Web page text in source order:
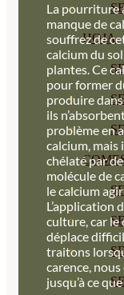
HOJA
La pourriture
manque de
souffrez de
calcium du
plantes. Ce
pour former
produire dans
ils
problème en
calcium, mais
chélaté par
molécule de
le calcium
L’application
culture, car le
déplace
traitons
carence,
jusqu’à ce